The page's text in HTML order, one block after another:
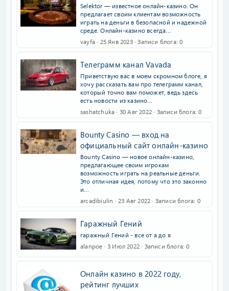
Selektor — известное онлайн-казино. Он
предлагает своим клиентам возможность
играть на деньги в безопасной и надежной
среде. Онлайн-казино всегда...
vayfa
25 Янв 2023 Записи блога 0
Телеграмм канал Vavada
Приветствую вас в моем скромном блоге, я
хочу рассказать вам про телеграмм канал,
который точно вам поможет, ведь здесь
есть новости из казино...
sashatchuka
30 Авг 2022 Записи блога 0
Bounty Casino ― вход на
официальный сайт онлайн-казино
Bounty Casino — новое онлайн-казино,
предлагающее своим игрокам
возможность играть на реальные деньги.
Это отличная идея, потому что это законно
и...
arcadibiulin
23 Авг 2022 Записи блога 0
Гаражный Гений
гаражный Гений - все от а до я
alanpoe
3 Июл 2022 Записи блога 0
Онлайн казино в 2022 году,
рейтинг лучших